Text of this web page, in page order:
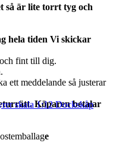
så är lite torrt tyg och
hela tiden Vi skickar
fint till dig.
ett meddelande så justerar
Köparen betalar
e
skala 1:12 Dockskåp